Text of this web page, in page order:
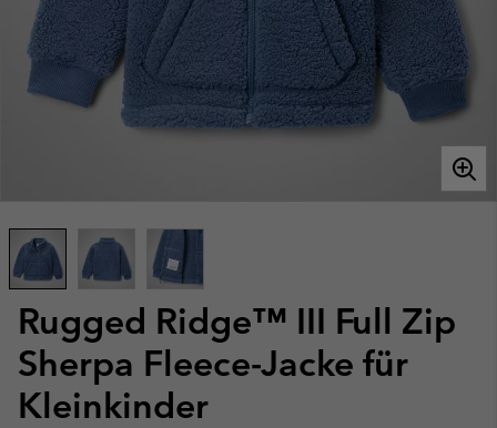
Rugged Ridge™ III Full Zip
Sherpa Fleece-Jacke für
Kleinkinder